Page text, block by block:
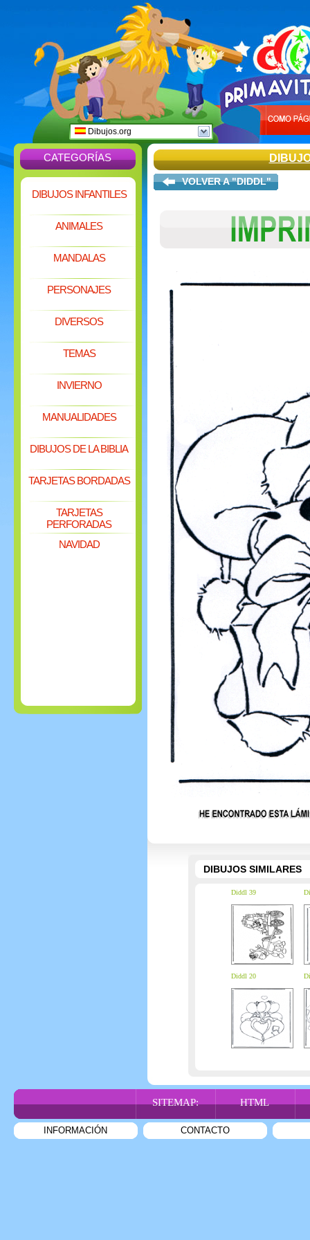
Dibujos.org
CATEGORÍAS
DIBUJOS INFANTILES
ANIMALES
MANDALAS
PERSONAJES
DIVERSOS
TEMAS
INVIERNO
MANUALIDADES
DIBUJOS DE LA BIBLIA
TARJETAS BORDADAS
TARJETAS
PERFORADAS
NAVIDAD
VOLVER A "DIDDL"
DIBUJOS SIMILARES
Diddl 39
Diddl 20
SITEMAP: HTML
INFORMACIÓN CONTACTO